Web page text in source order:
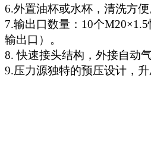
6.外置油杯或水杯，清洗方便
7.输出口数量： 10个
输出口）。
8. 快速接头结构，外接自动
9.压力源独特的预压设计，升